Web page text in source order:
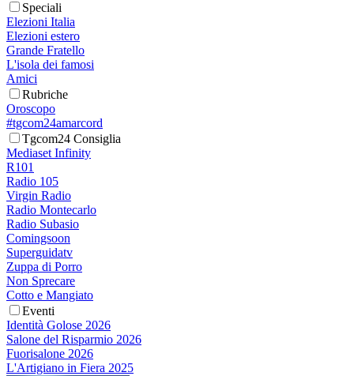
Speciali
Elezioni Italia
Elezioni estero
Grande Fratello
L'isola dei famosi
Amici
Rubriche
Oroscopo
#tgcom24amarcord
Tgcom24 Consiglia
Mediaset Infinity
R101
Radio 105
Virgin Radio
Radio Montecarlo
Radio Subasio
Comingsoon
Superguidatv
Zuppa di Porro
Non Sprecare
Cotto e Mangiato
Eventi
Identità Golose 2026
Salone del Risparmio 2026
Fuorisalone 2026
L'Artigiano in Fiera 2025